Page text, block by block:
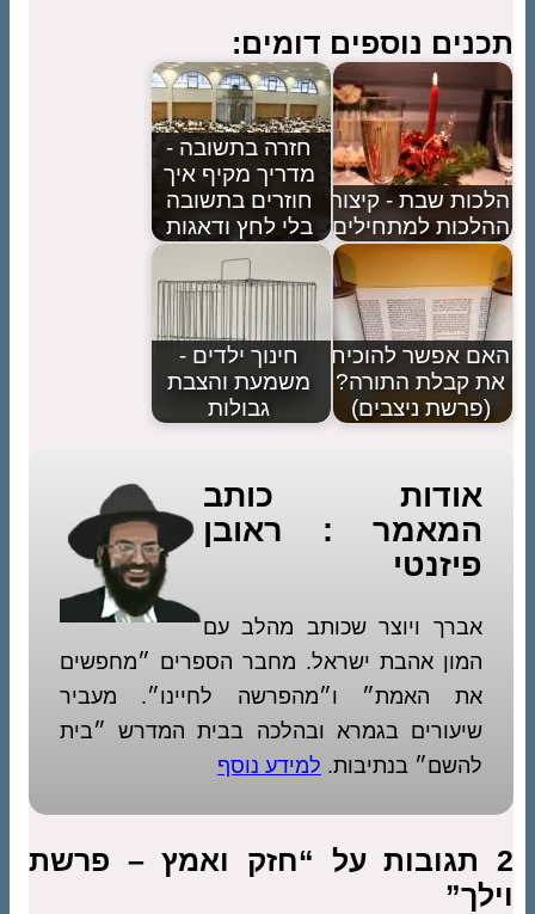
תכנים נוספים דומים:
הלכות שבת - קיצור
ההלכות למתחילים
חזרה בתשובה -
מדריך מקיף איך
חוזרים בתשובה
בלי לחץ ודאגות
האם אפשר להוכיח
את קבלת התורה?
(פרשת ניצבים)
חינוך ילדים -
משמעת והצבת
גבולות
אודות כותב
המאמר : ראובן
פיזנטי
אברך ויוצר שכותב מהלב עם
המון אהבת ישראל. מחבר הספרים ״מחפשים
את האמת״ ו״מהפרשה לחיינו״. מעביר
שיעורים בגמרא ובהלכה בבית המדרש ״בית
להשם״ בנתיבות. למידע נוסף
2 תגובות על “חזק ואמץ – פרשת
וילך”